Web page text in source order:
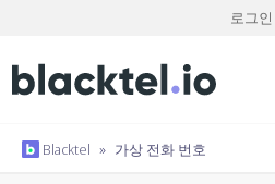
로그인
Blacktel » 가상 전화 번호